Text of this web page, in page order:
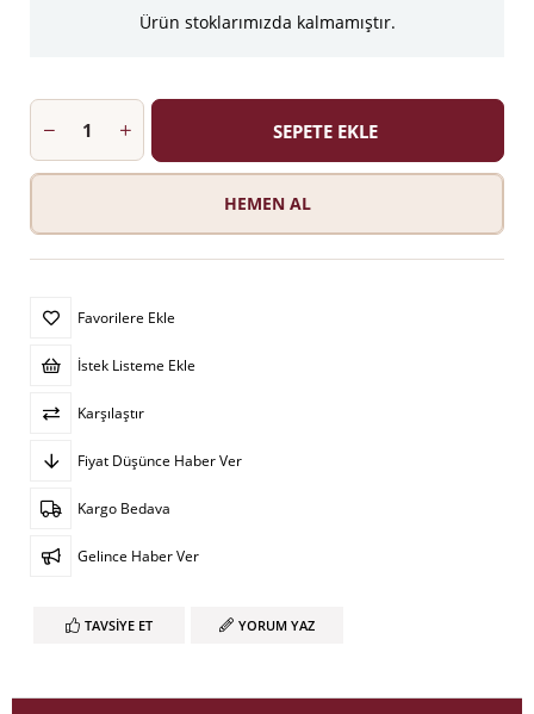
Ürün stoklarımızda kalmamıştır.
Favorilere Ekle
İstek Listeme Ekle
Karşılaştır
Fiyat Düşünce Haber Ver
Kargo Bedava
Gelince Haber Ver
TAVSIYE ET YORUM YAZ